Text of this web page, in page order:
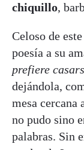
chiquillo,
Celoso de
poesía a su
prefiere
dejándola,
mesa cercana
no pudo sino
palabras. Sin